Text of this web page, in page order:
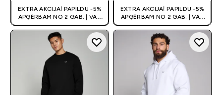
EXTRA AKCIJA! PAPILDU -5%
APĢĒRBAM NO 2 GAB. | VAR
APVIENOT AR KUPONU
EXTRA AKCIJA! PAPILDU -5%
APĢĒRBAM NO 2 GAB. | VAR
APVIENOT AR KUPONU